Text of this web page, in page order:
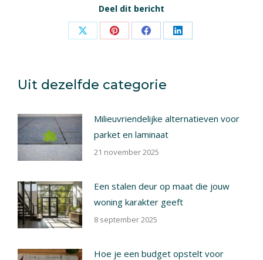
Deel dit bericht
Share Share Share Share
Uit dezelfde categorie
Milieuvriendelijke alternatieven voor
parket en laminaat
21 november 2025
Een stalen deur op maat die jouw
woning karakter geeft
8 september 2025
Hoe je een budget opstelt voor